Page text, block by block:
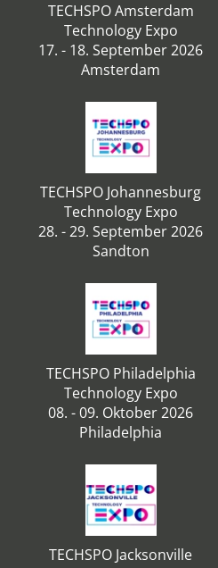
TECHSPO Amsterdam
Technology Expo
17. - 18. September 2026
Amsterdam
TECHSPO Johannesburg
Technology Expo
28. - 29. September 2026
Sandton
TECHSPO Philadelphia
Technology Expo
08. - 09. Oktober 2026
Philadelphia
TECHSPO Jacksonville